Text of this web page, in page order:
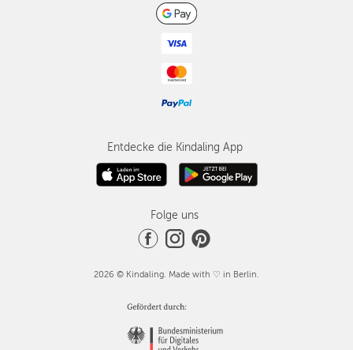
Entdecke die Kindaling App
Folge uns
2026 © Kindaling. Made with ♡ in Berlin.